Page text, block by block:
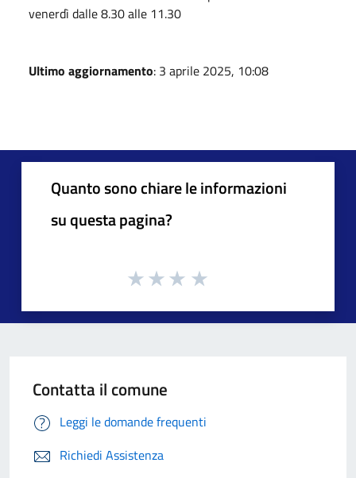
venerdì dalle 8.30 alle 11.30
Ultimo aggiornamento: 3 aprile 2025, 10:08
Quanto sono chiare le informazioni
su questa pagina?
Contatta il comune
Leggi le domande frequenti
Richiedi Assistenza